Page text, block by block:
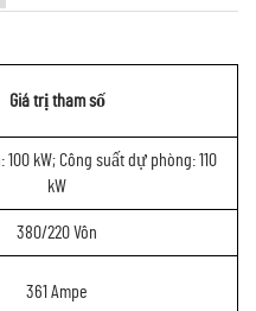
Giá trị tham số
100 kW; Công suất dự phòng: 110
kW
380/220 Vôn
361 Ampe